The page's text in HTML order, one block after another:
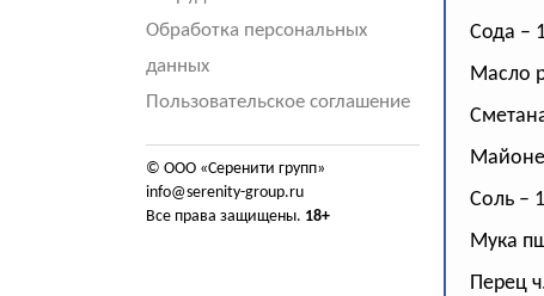
Обработка персональных
данных
Пользовательское соглашение
© ООО «Серенити групп»
info@serenity-group.ru
Все права защищены. 18+
Сода –
Масло
Соль –
Мука
Перец